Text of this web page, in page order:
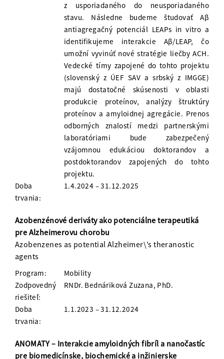
z usporiadaného do neusporiadaného
stavu. Následne budeme študovať Aβ
antiagregačný potenciál LEAPs in vitro a
identifikujeme interakcie Aβ/LEAP, čo
umožní vyvinúť nové stratégie liečby ACH.
Vedecké tímy zapojené do tohto projektu
(slovenský z ÚEF SAV a srbský z IMGGE)
majú dostatočné skúsenosti v oblasti
produkcie proteínov, analýzy štruktúry
proteínov a amyloidnej agregácie. Prenos
odborných znalostí medzi partnerskými
laboratóriami bude zabezpečený
vzájomnou edukáciou doktorandov a
postdoktorandov zapojených do tohto
projektu.
Doba
trvania:
1.4.2024 – 31.12.2025
Azobenzénové deriváty ako potenciálne terapeutiká
pre Alzheimerovu chorobu
Azobenzenes as potential Alzheimer\’s theranostic
agents
Program:
Mobility
Zodpovedný
riešiteľ:
RNDr. Bednáriková Zuzana, PhD.
Doba
trvania:
1.1.2023 – 31.12.2024
ANOMATY – Interakcie amyloidných fibríl a nanočastíc
pre biomedicínske, biochemické a inžinierske